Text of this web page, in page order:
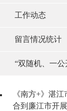
工作动态
留言情况统计
“双随机、一公
《南方+》湛
合到廉江市开